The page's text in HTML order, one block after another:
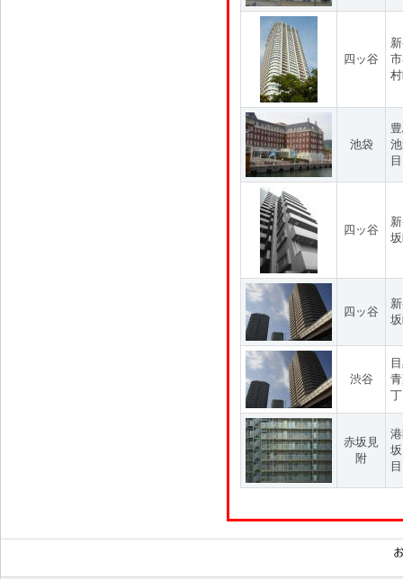
四ッ谷
池袋
四ッ谷
四ッ谷
渋谷
赤坂見
附
目